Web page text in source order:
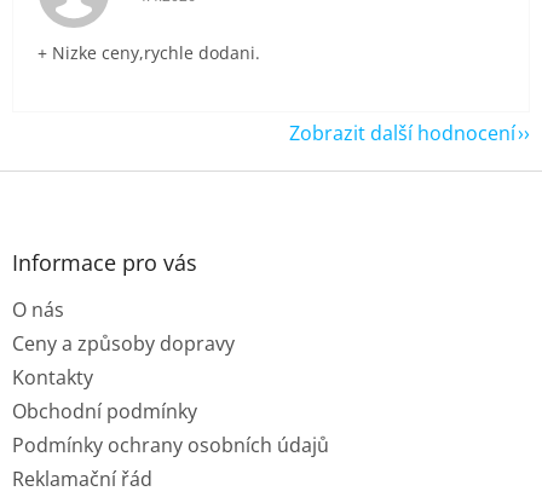
+ Nizke ceny,rychle dodani.
Zobrazit další hodnocení
Z
Informace pro vás
O nás
Ceny a způsoby dopravy
Kontakty
Obchodní podmínky
Podmínky ochrany osobních údajů
Reklamační řád